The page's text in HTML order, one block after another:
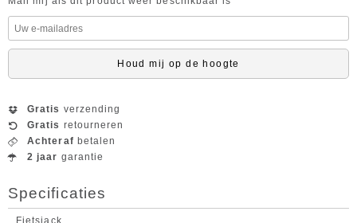
Houd mij op de hoogte
Gratis verzending
Gratis retourneren
Achteraf betalen
2 jaar garantie
Specificaties
Fietsjack